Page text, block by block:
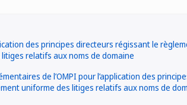
des principes directeurs régissant le
relatifs aux noms de domaine
de l’OMPI pour l’application des
uniforme des litiges relatifs aux noms de